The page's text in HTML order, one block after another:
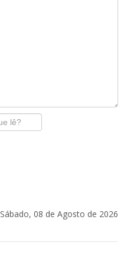
Sábado, 08 de Agosto de 2026